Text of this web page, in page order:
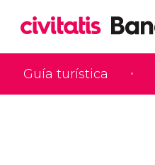
Guía turística